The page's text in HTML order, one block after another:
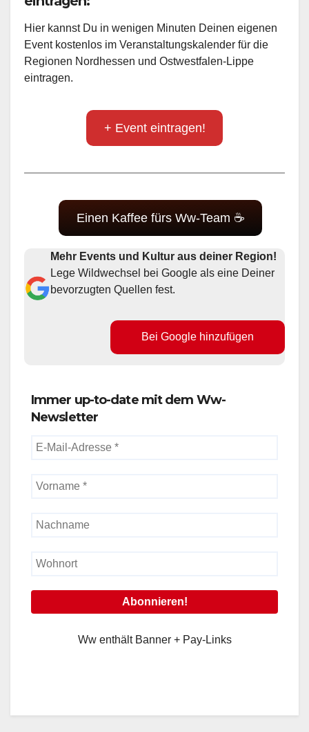
Hier kannst Du in wenigen Minuten Deinen eigenen
Event kostenlos im Veranstaltungskalender für die
Regionen Nordhessen und Ostwestfalen-Lippe
eintragen.
+ Event eintragen!
Einen Kaffee fürs Ww-Team ☕
Mehr Events und Kultur aus deiner Region!
Lege Wildwechsel bei Google als eine Deiner
bevorzugten Quellen fest.
Bei Google hinzufügen
Immer up-to-date mit dem Ww-
Newsletter
Ww enthält Banner + Pay-Links